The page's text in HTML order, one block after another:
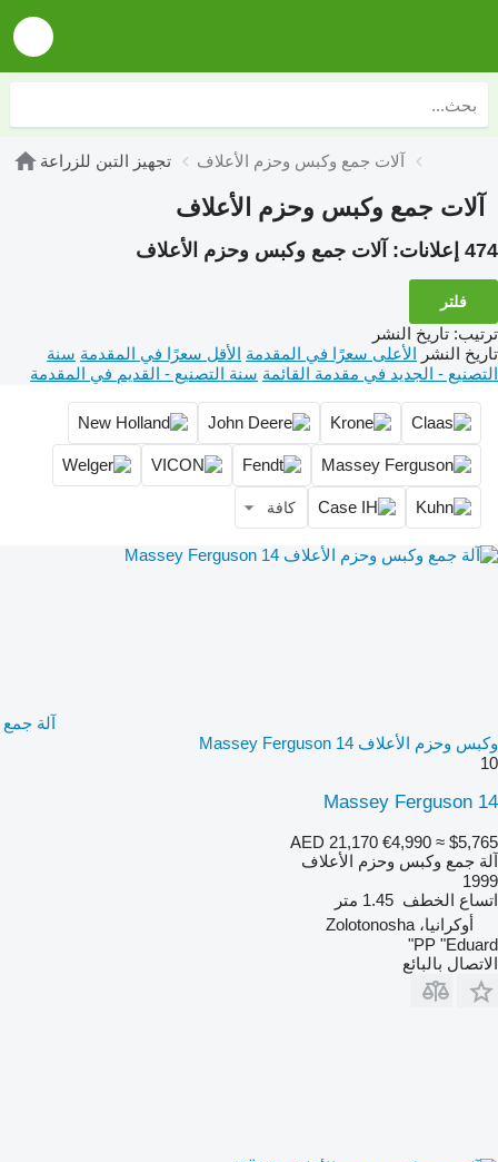
تجهيز التبن للزراعة آلات جمع وكبس وحزم الأعلاف
آلات جمع وكبس وحزم الأعلاف
474 إعلانات: آلات جمع وكبس وحزم الأعلاف
فلتر
ترتيب: تاريخ النشر
تاريخ النشر الأعلى سعرًا في المقدمة الأقل سعرًا في المقدمة سنة
التصنيع - الجديد في مقدمة القائمة سنة التصنيع - القديم في المقدمة
كافة
آلة جمع
وكبس وحزم الأعلاف Massey Ferguson 14
10
Massey Ferguson 14
AED 21,170 €4,990 ≈ $5,765
آلة جمع وكبس وحزم الأعلاف
1999
اتساع الخطف 1.45 متر
أوكرانيا، Zolotonosha
PP "Eduard"
الاتصال بالبائع